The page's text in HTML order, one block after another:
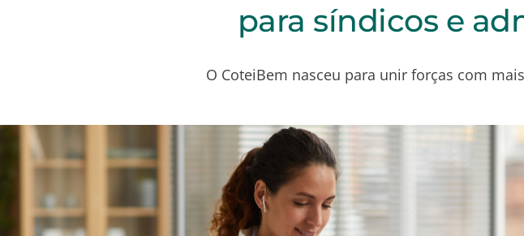
para síndicos e
O CoteiBem nasceu para unir forças com